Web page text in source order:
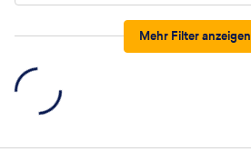
Mehr Filter anzeigen